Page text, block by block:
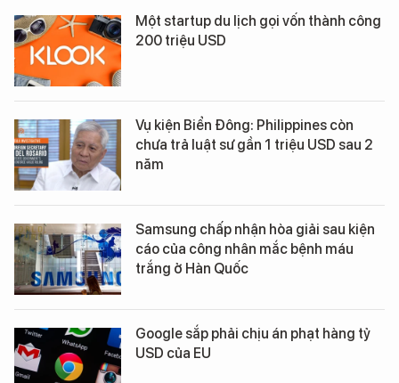
Một startup du lịch gọi vốn thành công
200 triệu USD
Vụ kiện Biển Đông: Philippines còn
chưa trả luật sư gần 1 triệu USD sau 2
năm
Samsung chấp nhận hòa giải sau kiện
cáo của công nhân mắc bệnh máu
trắng ở Hàn Quốc
Google sắp phải chịu án phạt hàng tỷ
USD của EU